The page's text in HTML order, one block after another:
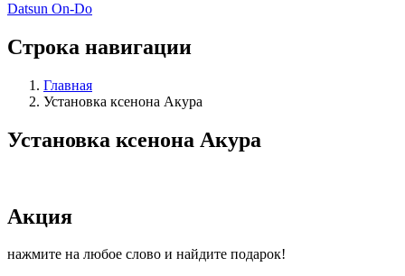
Datsun On-Do
Строка навигации
Главная
Установка ксенона Акура
Установка ксенона Акура
Акция
нажмите на любое слово и найдите подарок!